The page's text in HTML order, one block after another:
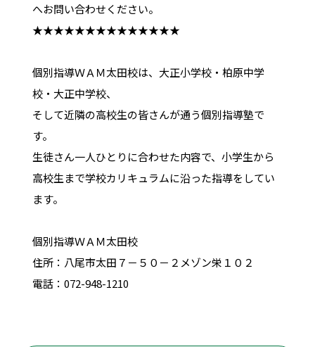
へお問い合わせください。
★★★★★★★★★★★★★★
個別指導ＷＡＭ太田校は、大正小学校・柏原中学
校・大正中学校、
そして近隣の高校生の皆さんが通う個別指導塾で
す。
生徒さん一人ひとりに合わせた内容で、小学生から
高校生まで学校カリキュラムに沿った指導をしてい
ます。
個別指導ＷＡＭ太田校
住所：八尾市太田７－５０－２メゾン栄１０２
電話：072-948-1210